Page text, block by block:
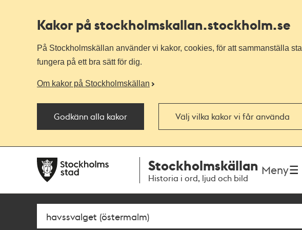
Kakor på stockholmskallan.stockholm.se
På Stockholmskällan använder vi kakor, cookies, för att sammanställa
fungera på ett bra sätt för dig.
Om kakor på Stockholmskällan
Godkänn alla kakor Välj vilka kakor vi får använda
navigationen
huvudinnehållet
Stockholmskällan
Historia i ord, ljud och bild
Meny
Sök